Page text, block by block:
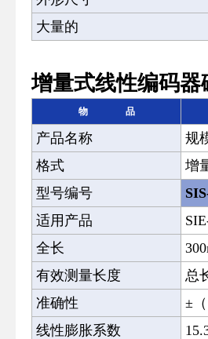
大量的
增量式线性编码器
物品
产品名称
规
格式
增
型号编号
适用产品
全长
有效测量长度
总
准确性
±
线性膨胀系数